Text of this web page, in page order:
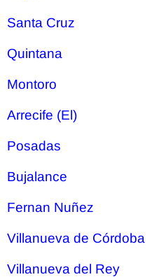
Santa Cruz
Quintana
Montoro
Arrecife (El)
Posadas
Bujalance
Fernan Nuñez
Villanueva de Córdoba
Villanueva del Rey